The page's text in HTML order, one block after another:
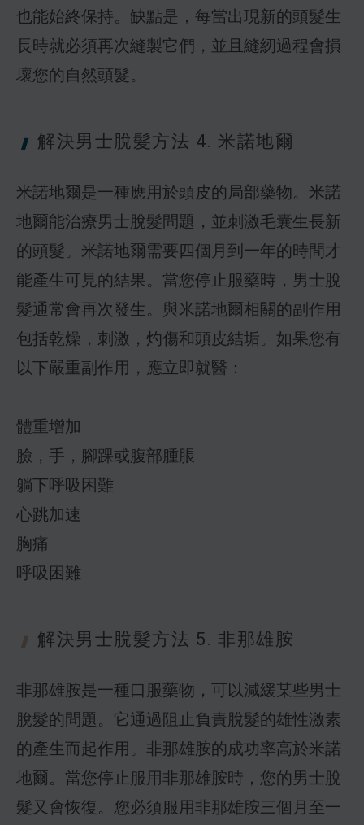
也能始終保持。缺點是，每當出現新的頭髮生
長時就必須再次縫製它們，並且縫紉過程會損
壞您的自然頭髮。
解決男士脫髮方法 4. 米諾地爾
米諾地爾是一種應用於頭皮的局部藥物。米諾
地爾能治療男士脫髮問題，並刺激毛囊生長新
的頭髮。米諾地爾需要四個月到一年的時間才
能產生可見的結果。當您停止服藥時，男士脫
髮通常會再次發生。與米諾地爾相關的副作用
包括乾燥，刺激，灼傷和頭皮結垢。如果您有
以下嚴重副作用，應立即就醫：
體重增加
臉，手，腳踝或腹部腫脹
躺下呼吸困難
心跳加速
胸痛
呼吸困難
解決男士脫髮方法 5. 非那雄胺
非那雄胺是一種口服藥物，可以減緩某些男士
脫髮的問題。它通過阻止負責脫髮的雄性激素
的產生而起作用。非那雄胺的成功率高於米諾
地爾。當您停止服用非那雄胺時，您的男士脫
髮又會恢復。您必須服用非那雄胺三個月至一